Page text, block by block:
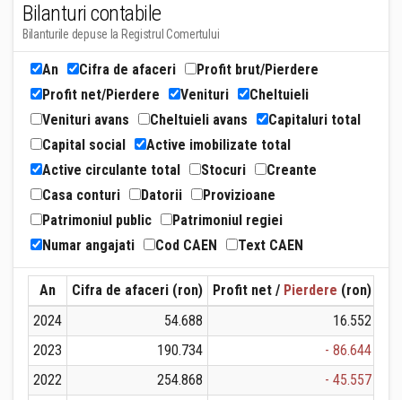
Bilanturi contabile
Bilanturile depuse la Registrul Comertului
An Cifra de afaceri
Profit brut/Pierdere
Profit net/Pierdere
Venituri
Cheltuieli
Venituri avans
Cheltuieli avans
Capitaluri total
Capital social
Active imobilizate total
Active circulante total
Stocuri
Creante
Casa conturi
Datorii
Provizioane
Patrimoniul public
Patrimoniul regiei
Numar angajati
Cod CAEN Text CAEN
An Cifra de afaceri (ron) Profit net / Pierdere (ron)
2024
54.688
16.552
2023
190.734
- 86.644
2022
254.868
- 45.557